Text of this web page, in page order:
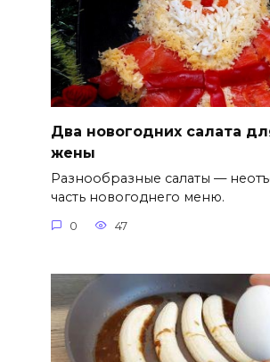
Два новогодних салата
жены
Разнообразные салаты —
часть новогоднего меню.
0 47